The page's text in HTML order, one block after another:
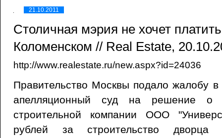
21.10.2011
Столичная мэрия не хочет
Коломенском // Real Estate,
http://www.realestate.ru/new.aspx?id=24036
Правительство Москвы подало жалобу
апелляционный суд на решение о
строительной компании ООО
рублей за строительство дворца